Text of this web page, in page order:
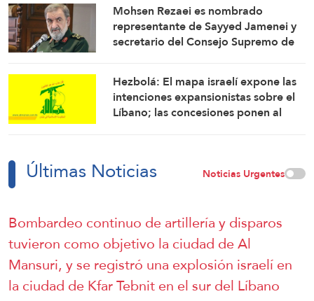
Mohsen Rezaei es nombrado
representante de Sayyed Jamenei y
secretario del Consejo Supremo de
Hezbolá: El mapa israelí expone las
intenciones expansionistas sobre el
Líbano; las concesiones ponen al
Últimas Noticias Noticias Urgentes
Bombardeo continuo de artillería y disparos
tuvieron como objetivo la ciudad de Al
Mansuri, y se registró una explosión israelí en
la ciudad de Kfar Tebnit en el sur del Líbano